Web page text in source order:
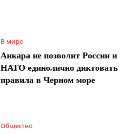
В мире
Анкара не позволит России и
НАТО единолично диктовать
правила в Черном море
Общество